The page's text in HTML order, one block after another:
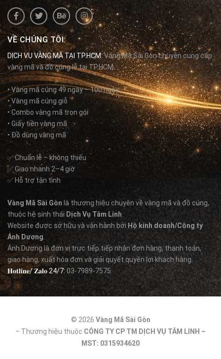
VỀ CHÚNG TÔI:
DỊCH VỤ VÀNG MÃ TẠI TP.HCM: Vàng Mã Sài Gòn chuyên cung cấp
vàng mã và đồ cúng lễ tại TP.HCM.
• Vàng mã cúng 49 ngày – 100 ngày
• Vàng mã cúng giỗ
• Combo vàng mã trọn gói
• Giấy tiền vàng mã
• Đồ dùng vàng mã
✅ Chuẩn lễ – không thiếu
✅ Giao nhanh 2–4 giờ
✅ Hỗ trợ tận tình
Vàng Mã Sài Gòn là thương hiệu chuyên về vàng mã và đồ cúng,
thuộc hệ sinh thái Dịch Vụ Tâm Linh
Website được sở hữu và vận hành bởi Hộ kinh doanh/Công ty
Ánh Dương
Ánh Dương là đơn vị trực tiếp tiếp nhận đơn hàng, thanh toán,
giao hàng, xuất hóa đơn và giải quyết quyền lợi khách hàng.
𝐇𝐨𝐭𝐥𝐢𝐧𝐞/ 𝐙𝐚𝐥𝐨 24/7: 03-7989-7575
© 2026 Vàng Mã Sài Gòn
– Thương hiệu thuộc CÔNG TY CP TM DỊCH VỤ TÂM LINH –
MST: 0315934620